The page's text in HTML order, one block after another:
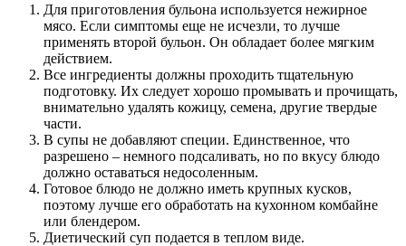
Для приготовления бульона используется нежирное
мясо. Если симптомы еще не исчезли, то лучше
применять второй бульон. Он обладает более мягким
действием.
Все ингредиенты должны проходить тщательную
подготовку. Их следует хорошо промывать и прочищать,
внимательно удалять кожицу, семена, другие твердые
части.
В супы не добавляют специи. Единственное, что
разрешено – немного подсаливать, но по вкусу блюдо
должно оставаться недосоленным.
Готовое блюдо не должно иметь крупных кусков,
поэтому лучше его обработать на кухонном комбайне
или блендером.
Диетический суп подается в теплом виде.